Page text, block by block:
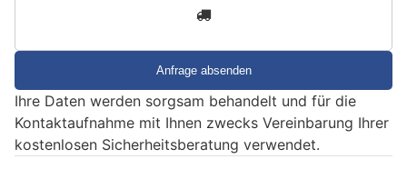
e
i
n
Ihre Daten werden sorgsam behandelt und für die
Kontaktaufnahme mit Ihnen zwecks Vereinbarung Ihrer
kostenlosen Sicherheitsberatung verwendet.